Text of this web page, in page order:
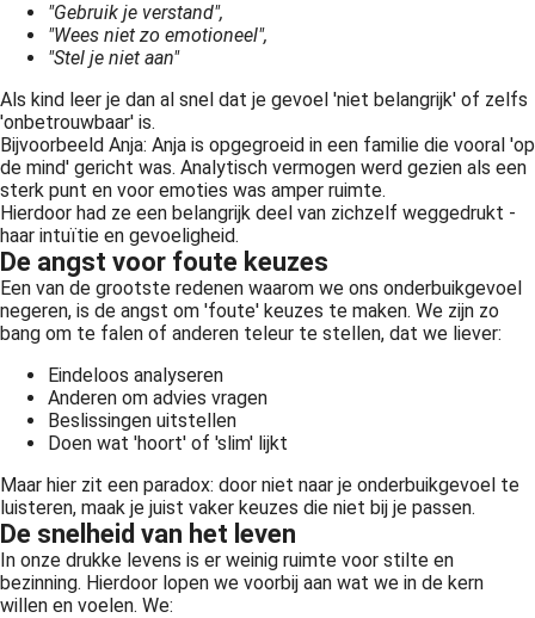
"Gebruik je verstand",
"Wees niet zo emotioneel",
"Stel je niet aan"
Als kind leer je dan al snel dat je gevoel 'niet belangrijk' of zelfs
'onbetrouwbaar' is.
Bijvoorbeeld Anja: Anja is opgegroeid in een familie die vooral 'op
de mind' gericht was. Analytisch vermogen werd gezien als een
sterk punt en voor emoties was amper ruimte.
Hierdoor had ze een belangrijk deel van zichzelf weggedrukt -
haar intuïtie en gevoeligheid.
De angst voor foute keuzes
Een van de grootste redenen waarom we ons onderbuikgevoel
negeren, is de angst om 'foute' keuzes te maken. We zijn zo
bang om te falen of anderen teleur te stellen, dat we liever:
Eindeloos analyseren
Anderen om advies vragen
Beslissingen uitstellen
Doen wat 'hoort' of 'slim' lijkt
Maar hier zit een paradox: door niet naar je onderbuikgevoel te
luisteren, maak je juist vaker keuzes die niet bij je passen.
De snelheid van het leven
In onze drukke levens is er weinig ruimte voor stilte en
bezinning. Hierdoor lopen we voorbij aan wat we in de kern
willen en voelen. We: